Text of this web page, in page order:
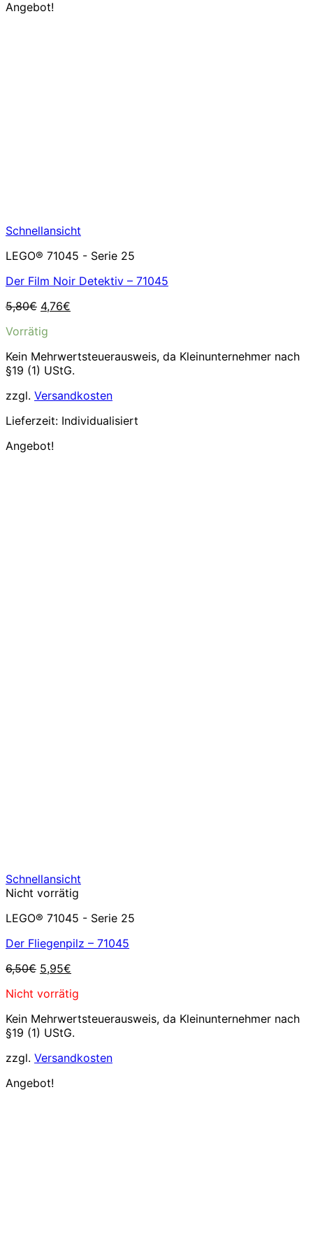
Angebot!
Schnellansicht
LEGO® 71045 - Serie 25
Der Film Noir Detektiv – 71045
5,80€ Ursprünglicher
war:
4,76€
Vorrätig
Kein Mehrwertsteuerausweis, da Kleinunternehmer nach
§19 (1) UStG.
zzgl. Versandkosten
Lieferzeit: Individualisiert
Angebot!
Schnellansicht
Nicht vorrätig
LEGO® 71045 - Serie 25
Der Fliegenpilz – 71045
6,50€ Ursprünglicher
war:
5,95€
ist:
Nicht vorrätig
Kein Mehrwertsteuerausweis, da Kleinunternehmer nach
§19 (1) UStG.
zzgl. Versandkosten
Angebot!